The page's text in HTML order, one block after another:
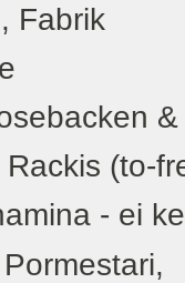
Fabrik
(to-
- ei